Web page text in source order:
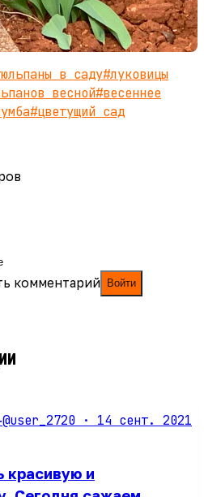
в саду#луковицы
весной#весеннее
#цветущий сад
комментарий Войти
·@user_2720 · 14 сент. 2021
красивую и